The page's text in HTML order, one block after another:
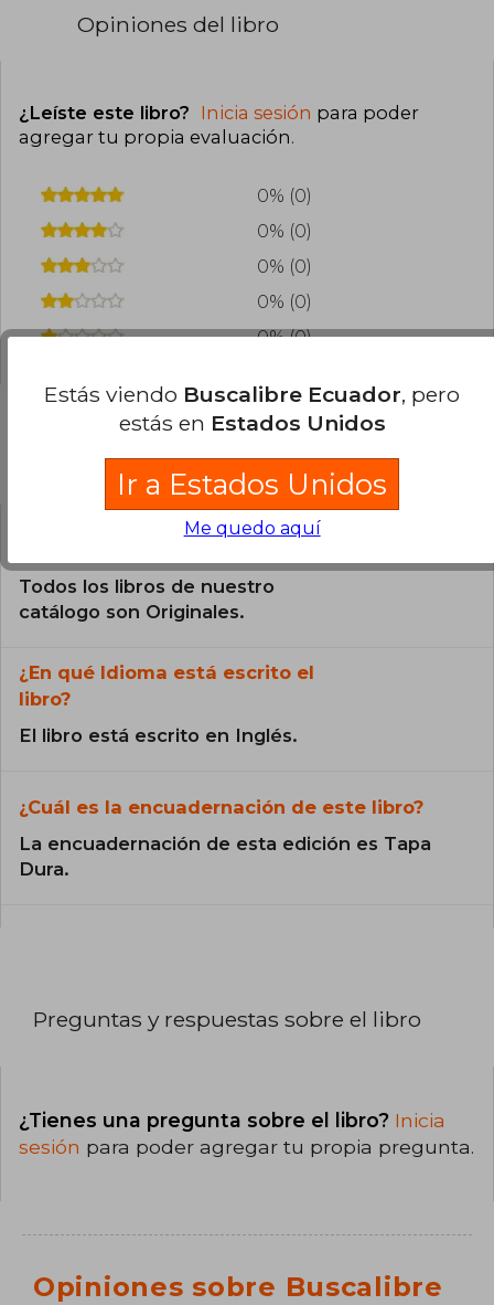
Opiniones del libro
¿Leíste este libro? Inicia sesión para poder
agregar tu propia evaluación.
0% (0)
0% (0)
0% (0)
0% (0)
0% (0)
Preguntas frecuentes sobre el libro
Todos los libros de nuestro
catálogo son Originales.
¿En qué Idioma está escrito el
libro?
El libro está escrito en Inglés.
¿Cuál es la encuadernación de este libro?
La encuadernación de esta edición es Tapa
Dura.
Preguntas y respuestas sobre el libro
¿Tienes una pregunta sobre el libro? Inicia
sesión para poder agregar tu propia pregunta.
Opiniones sobre Buscalibre
Estás viendo Buscalibre Ecuador, pero
estás en Estados Unidos
Ir a Estados Unidos
Me quedo aquí